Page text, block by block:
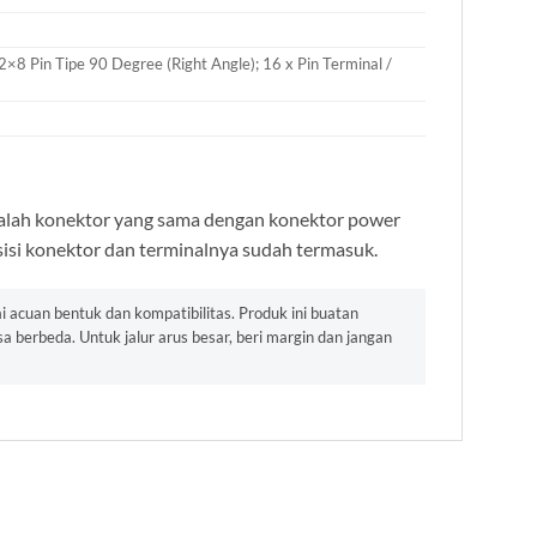
Pin Tipe 90 Degree (Right Angle); 16 x Pin Terminal /
konektor yang sama dengan konektor power
konektor dan terminalnya sudah termasuk.
acuan bentuk dan kompatibilitas. Produk ini buatan
berbeda. Untuk jalur arus besar, beri margin dan jangan